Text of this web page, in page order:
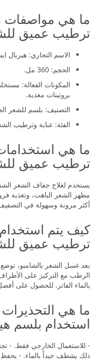
ما هي مواصفات
ترطيب عميق
الاسم التجاري:
الحجم: 360 مل.
المكونات الفعالة:
بروتينات مغذية.
التصنيف: بلسم للشعر
الفئة: عناية وترطيب
ما هي
ترطيب عميق
يستخدم لعلاج جفاف الشعر
مظهر الشعر الباهت، وتغذية
أكثر مرونة وسهولة في
كيف يتم
ترطيب عميق
بعد غسل الشعر بالشامبو،
بالماء الفاتر. للحصول على
ما هي
استخدام بلسم
- للاستعمال الخارجي فقط. -
ذلك يشطف جيداً بالماء. - يحفظ